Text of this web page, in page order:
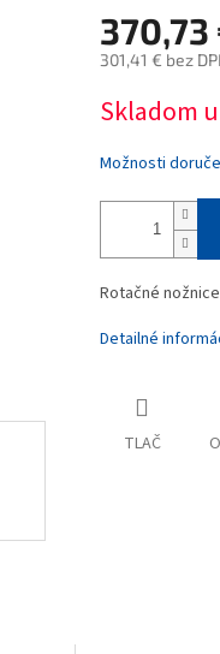
370,73
301,41 € bez
cena:
Skladom
Možnosti
Rotačné nožnice
Detailné
TLAČ